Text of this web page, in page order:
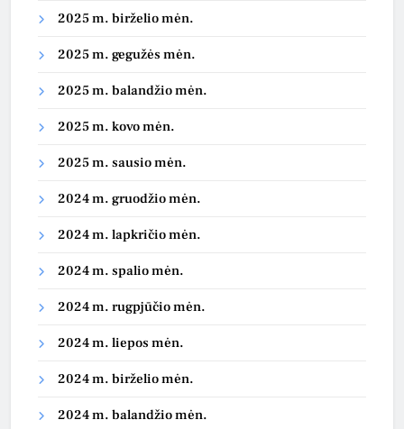
2025 m. birželio mėn.
2025 m. gegužės mėn.
2025 m. balandžio mėn.
2025 m. kovo mėn.
2025 m. sausio mėn.
2024 m. gruodžio mėn.
2024 m. lapkričio mėn.
2024 m. spalio mėn.
2024 m. rugpjūčio mėn.
2024 m. liepos mėn.
2024 m. birželio mėn.
2024 m. balandžio mėn.